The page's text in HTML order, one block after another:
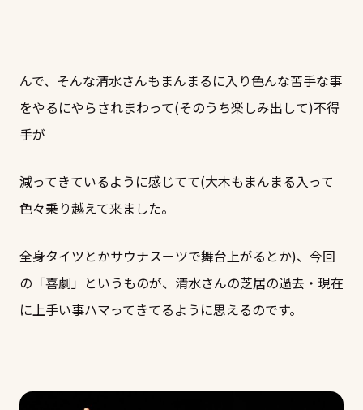
んで、そんな清水さんもまんまるに入り色んな苦手な事
をやるにやらされまわって(そのうち楽しみ出して)不得
手が
減ってきているように感じてて(大木もまんまる入って
色々乗り越えて来ました。
全身タイツとかサウナスーツで舞台上がるとか)、今回
の「喜劇」というものが、清水さんの芝居の過去・現在
に上手い事ハマってきてるように思えるのです。